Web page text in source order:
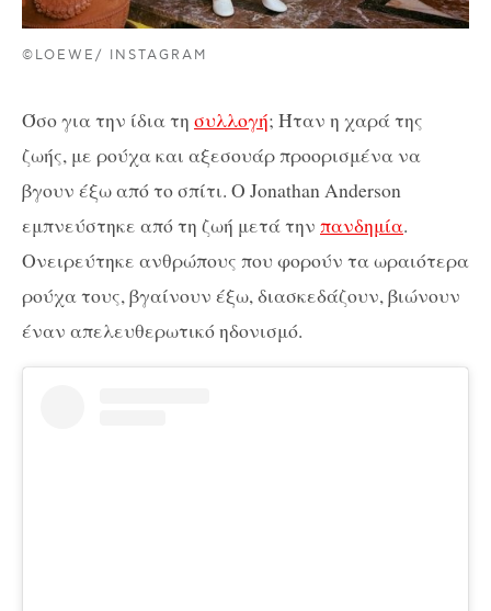
©LOEWE/ INSTAGRAM
Όσο για την ίδια τη συλλογή; Ήταν η χαρά της
ζωής, με ρούχα και αξεσουάρ προορισμένα να
βγουν έξω από το σπίτι. Ο Jonathan Anderson
εμπνεύστηκε από τη ζωή μετά την πανδημία.
Ονειρεύτηκε ανθρώπους που φορούν τα ωραιότερα
ρούχα τους, βγαίνουν έξω, διασκεδάζουν, βιώνουν
έναν απελευθερωτικό ηδονισμό.